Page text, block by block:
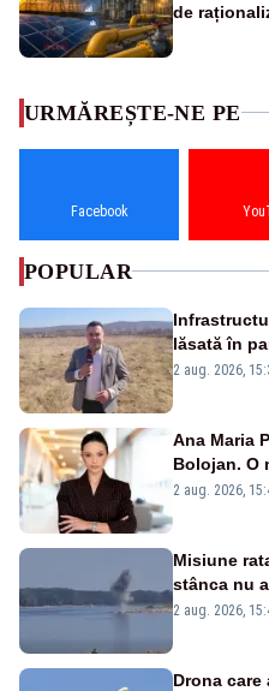
de
URMĂREȘTE-NE PE
Facebook
POPULAR
lăsată în
2 aug. 2026,
Ana Maria
Bolojan. O
emisiunii
2 aug. 2026,
Misiune
stânca nu
detonările
2 aug. 2026,
Drona